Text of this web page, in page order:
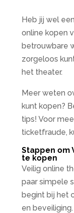
Heb jij wel
online kopen
betrouwbare
zorgeloos
het theater.
Meer weten
kunt kopen?
tips! Voor
ticketfraude,
Stappen om
te kopen
Veilig online
paar simpele
begint bij het
en beveiliging.